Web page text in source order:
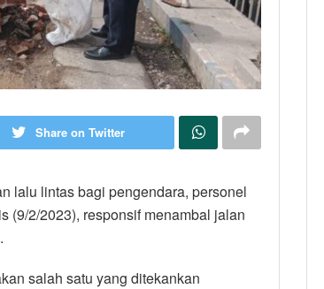
Share on Twitter
lalu lintas bagi pengendara, personel
(9/2/2023), responsif menambal jalan
salah satu yang ditekankan